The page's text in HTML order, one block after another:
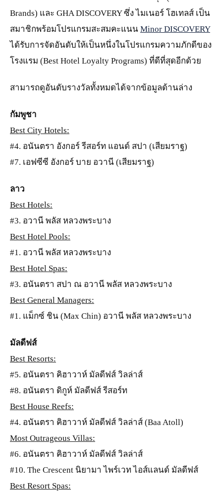
Brands) และ GHA DISCOVERY ซึ่ง ไมเนอร์ โฮเทลส์ เป็น
สมาชิกพร้อมโปรแกรมสะสมคะแนน Minor DISCOVERY
ได้รับการจัดอันดับให้เป็นหนึ่งในโปรแกรมความภักดีของ
โรงแรม (Best Hotel Loyalty Programs) ที่ดีที่สุดอีกด้วย
สามารถดูอันดับรางวัลทั้งหมดได้จากข้อมูลด้านล่าง
กัมพูชา
Best City Hotels:
#4. อนันตรา อังกอร์ รีสอร์ท แอนด์ สปา (เสียมราฐ)
#7. เอฟซีซี อังกอร์ บาย อวานี (เสียมราฐ)
ลาว
Best Hotels:
#3. อวานี พลัส หลวงพระบาง
Best Hotel Pools:
#1. อวานี พลัส หลวงพระบาง
Best Hotel Spas:
#3. อนันตรา สปา ณ อวานี พลัส หลวงพระบาง
Best General Managers:
#1. แม็กซ์ ชิน (Max Chin) อวานี พลัส หลวงพระบาง
มัลดีฟส์
Best Resorts:
#5. อนันตรา คิฮาวาห์ มัลดีฟส์ วิลล่าส์
#8. อนันตรา ดิกูห์ มัลดีฟส์ รีสอร์ท
Best House Reefs:
#4. อนันตรา คิฮาวาห์ มัลดีฟส์ วิลล่าส์ (Baa Atoll)
Most Outrageous Villas:
#6. อนันตรา คิฮาวาห์ มัลดีฟส์ วิลล่าส์
#10. The Crescent นิยามา ไพร์เวท ไอส์แลนด์ มัลดีฟส์
Best Resort Spas: